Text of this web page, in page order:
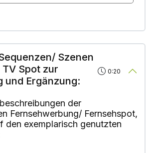
Szenen
TV Spot zur
und Ergänzung:
0:20
der
Fernsehwerbung/ Fernsehspot,
den exemplarisch genutzten